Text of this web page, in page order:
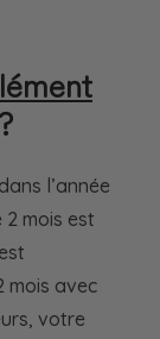
?
l’année
2 mois est
mois avec
votre